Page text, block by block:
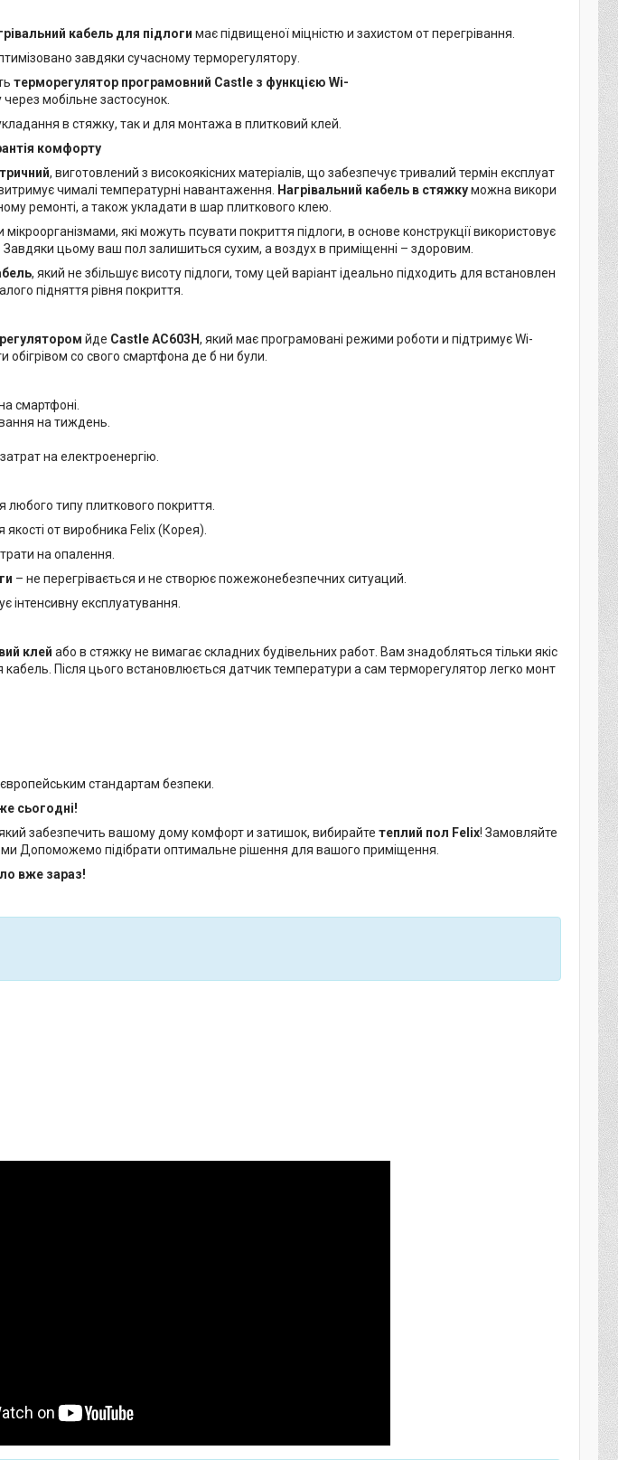
кабель для підлоги має підвищеної міцністю и захистом от перегрівання.
завдяки сучасному терморегулятору.
терморегулятор програмовний Castle з функцією Wi-
мобільне застосунок.
в стяжку, так и для монтажа в плитковий клей.
комфорту
, виготовлений з високоякісних матеріалів, що забезпечує тривалий термін експлуат
чималі температурні навантаження.
Нагрівальний кабель в стяжкуможна викори
ремонті, а також укладати в шар плиткового клею.
які можуть псувати покриття підлоги, в основе конструкції використовує
. Завдяки цьому ваш пол залишиться сухим, а воздух в приміщенні – здоровим.
, який не збільшує висоту підлоги, тому цей варіант ідеально підходить для встановлен
підняття рівня покриття.
йде Castle AC603H, який має програмовані режими роботи и підтримує Wi-
со свого смартфона де б ни були.
смартфоні.
на тиждень.
на електроенергію.
любого типу плиткового покриття.
якості от виробника Felix (Корея).
на опалення.
– не перегрівається и не створює пожежонебезпечних ситуаций.
інтенсивну експлуатування.
клей або в стяжку не вимагає складних будівельних работ. Вам знадобляться тільки якіс
Після цього встановлюється датчик температури а сам терморегулятор легко монт
європейським стандартам безпеки.
сьогодні!
забезпечить вашому дому комфорт и затишок, вибирайте теплий пол Felix! Замовляйте
Допоможемо підібрати оптимальне рішення для вашого приміщення.
вже зараз!